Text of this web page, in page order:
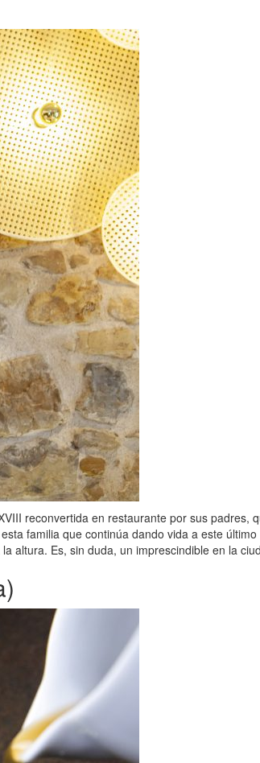
reconvertida en restaurante por sus padres,
familia que continúa dando vida a este
altura. Es, sin duda, un imprescindible en la